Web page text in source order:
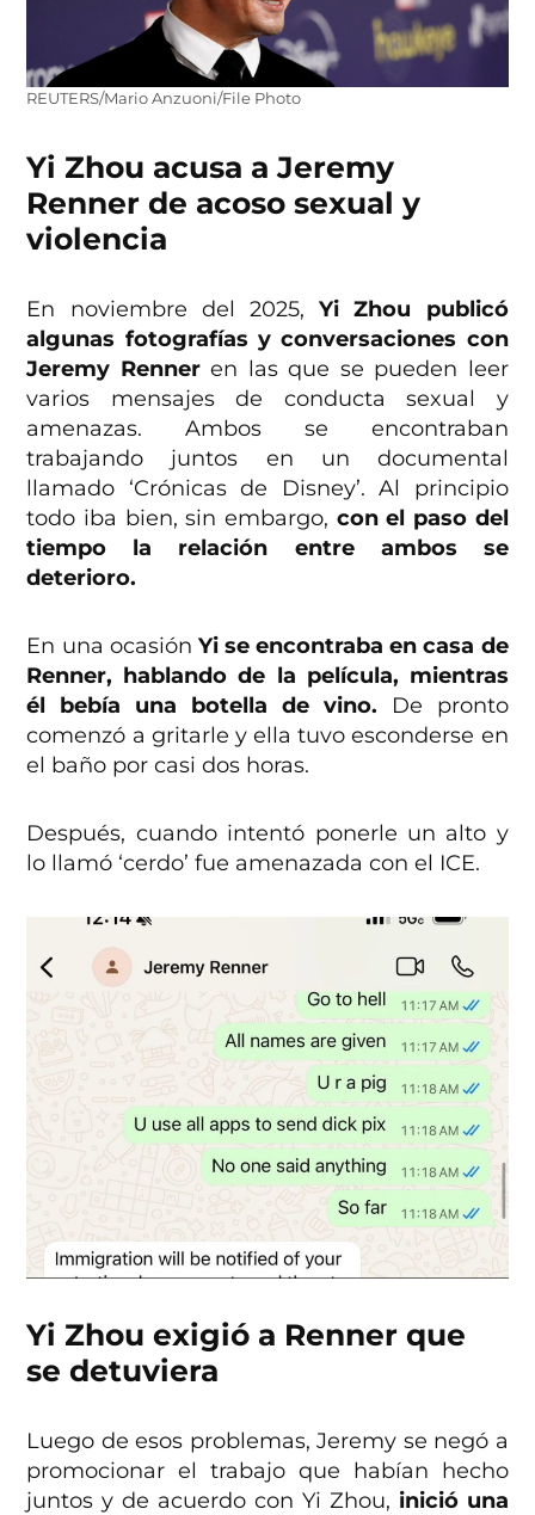
REUTERS/Mario Anzuoni/File Photo
Yi Zhou acusa a Jeremy
Renner de acoso sexual y
violencia
En noviembre del 2025,Yi Zhou publicó
algunas fotografías y conversaciones con
Jeremy Renneren las que se pueden leer
varios mensajes de conducta sexual y
amenazas. Ambos se encontraban
trabajando juntos en un documental
llamado ‘Crónicas de Disney’. Al principio
todo iba bien, sin embargo, con el paso del
tiempo la relación entre ambos se
deterioro.
En una ocasión Yi se encontraba en casa de
Renner, hablando de la película, mientras
él bebía una botella de vino.
De pronto
comenzó a gritarle y ella tuvo esconderse en
el baño por casi dos horas.
Después, cuando intentó ponerle un alto y
lo llamó ‘cerdo’ fue amenazada con el ICE.
Yi Zhou exigió a Renner que
se detuviera
Luego de esos problemas, Jeremy se negó a
promocionar el trabajo que habían hecho
juntos y de acuerdo con Yi Zhou, inició una